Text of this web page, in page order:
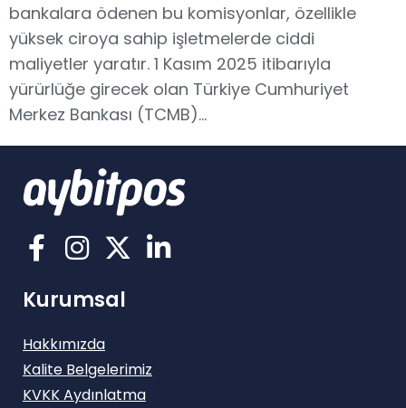
bankalara ödenen bu komisyonlar, özellikle
yüksek ciroya sahip işletmelerde ciddi
maliyetler yaratır. 1 Kasım 2025 itibarıyla
yürürlüğe girecek olan Türkiye Cumhuriyet
Merkez Bankası (TCMB)…
Kurumsal
Hakkımızda
Kalite Belgelerimiz
KVKK Aydınlatma